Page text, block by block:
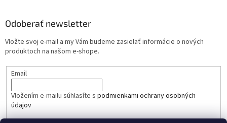
Odoberať newsletter
Vložte svoj e-mail a my Vám budeme zasielať informácie o nových
produktoch na našom e-shope.
Email
Vložením e-mailu súhlasíte s podmienkami ochrany osobných
údajov